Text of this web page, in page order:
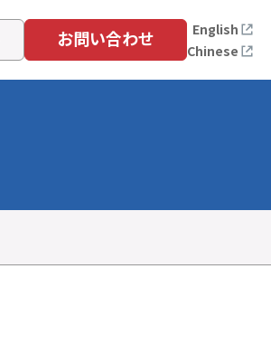
お問い合わせ
English
Chinese